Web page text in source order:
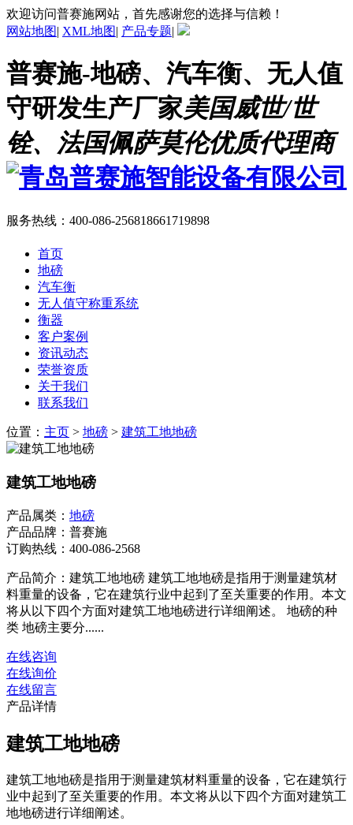
欢迎访问普赛施网站，首先感谢您的选择与信赖！
网站地图| XML地图| 产品专题|
普赛施-地磅、汽车衡、无人值
守研发生产厂家美国威世/世
铨、法国佩萨莫伦优质代理商
服务热线： 400-086-256818661719898
首页
地磅
汽车衡
无人值守称重系统
衡器
客户案例
资讯动态
荣誉资质
关于我们
联系我们
位置： 主页 > 地磅 > 建筑工地地磅
建筑工地地磅
产品属类： 地磅
产品品牌：普赛施
订购热线： 400-086-2568
产品简介：建筑工地地磅 建筑工地地磅是指用于测量建筑材
料重量的设备，它在建筑行业中起到了至关重要的作用。本文
将从以下四个方面对建筑工地地磅进行详细阐述。 地磅的种
类 地磅主要分......
在线咨询
在线询价
在线留言
产品详情
建筑工地地磅
建筑工地地磅是指用于测量建筑材料重量的设备，它在建筑行
业中起到了至关重要的作用。本文将从以下四个方面对建筑工
地地磅进行详细阐述。